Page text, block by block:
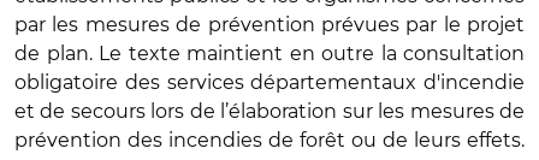
par les mesures de prévention prévues par le projet
de plan. Le texte maintient en outre la consultation
obligatoire des services départementaux d'incendie
et de secours lors de l’élaboration sur les mesures de
prévention des incendies de forêt ou de leurs effets.